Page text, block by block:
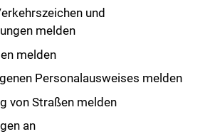
und
melden
melden
Personalausweises melden
von Straßen melden
an